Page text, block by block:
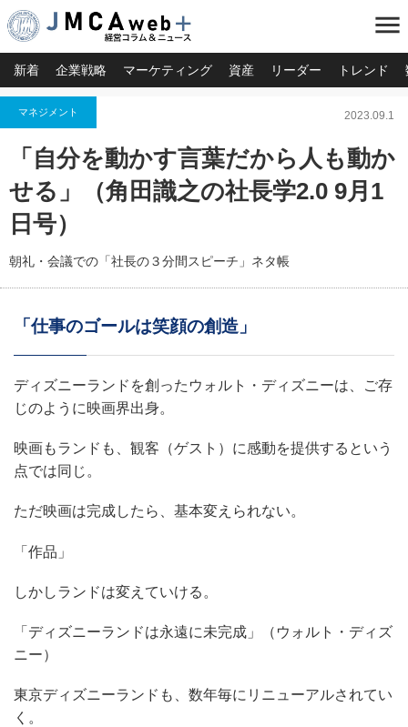
menu
新着 企業戦略 マーケティング 資産 リーダー トレンド
マネジメント 2023.09.1
「自分を動かす言葉だから人も動か
せる」（角田識之の社長学2.0 9月1
日号）
朝礼・会議での「社長の３分間スピーチ」ネタ帳
「仕事のゴールは笑顔の創造」
ディズニーランドを創ったウォルト・ディズニーは、ご存
じのように映画界出身。
映画もランドも、観客（ゲスト）に感動を提供するという
点では同じ。
ただ映画は完成したら、基本変えられない。
「作品」
しかしランドは変えていける。
「ディズニーランドは永遠に未完成」（ウォルト・ディズ
ニー）
東京ディズニーランドも、数年毎にリニューアルされてい
く。